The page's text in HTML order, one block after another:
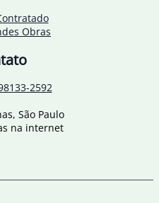
Obras
2592
São Paulo
na internet